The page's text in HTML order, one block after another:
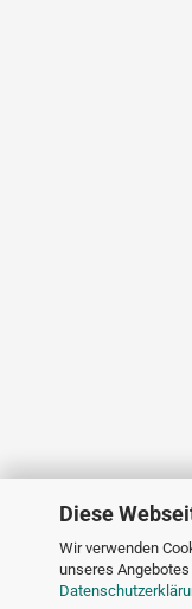
Diese
Wir verwenden
unseres